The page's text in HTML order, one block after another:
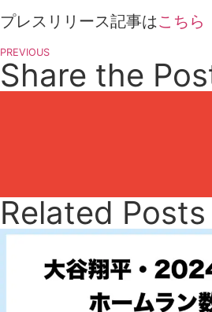
プレスリリース記事はこちら
PREVIOUS
Share the
Related Posts